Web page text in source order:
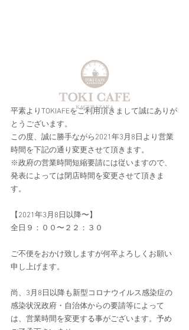
平素よりTOKIAFEをご利用頂きまして誠にありが
とうございます。
この度、誠に勝手ながら2021年3月8日より営業
時間を下記の通り変更させて頂きます。
※政府の営業時間短縮要請には従いますので、
発表によっては閉店時間を変更させて頂きま
す。
【2021年3月8日以降〜】
全日９：００〜２２：３０
ご不便をおかけ致しますが何卒よろしくお願い
申し上げます。
尚、3月8日以降も新型コロナウイルス感染症の
感染状況政府・自治体からの要請等によって
は、営業時間を変更する事がございます。予め